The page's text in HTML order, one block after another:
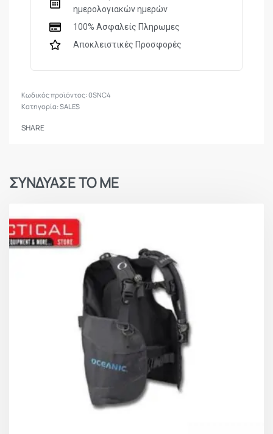
ημερολογιακών ημερών
100% Ασφαλείς Πληρωμες
Αποκλειστικές Προσφορές
0SNC4
Κατηγορία:SALES
SHARE
ΣΥΝΔΥΑΣΕ ΤΟ ΜΕ